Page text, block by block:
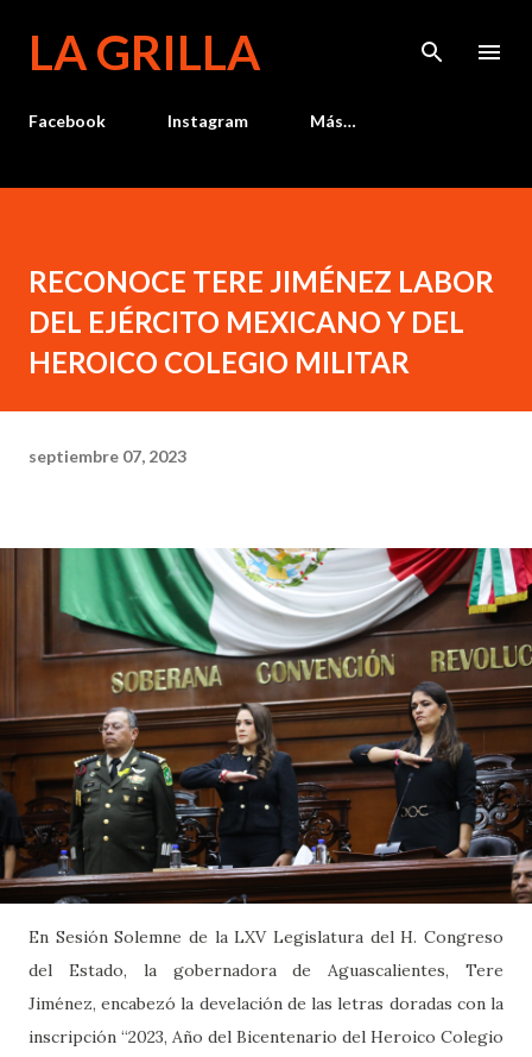
LA GRILLA
Facebook Instagram Más…
RECONOCE TERE JIMÉNEZ LABOR
DEL EJÉRCITO MEXICANO Y DEL
HEROICO COLEGIO MILITAR
septiembre 07, 2023
En Sesión Solemne de la LXV Legislatura del H. Congreso
del Estado, la gobernadora de Aguascalientes, Tere
Jiménez, encabezó la develación de las letras doradas con la
inscripción “2023, Año del Bicentenario del Heroico Colegio